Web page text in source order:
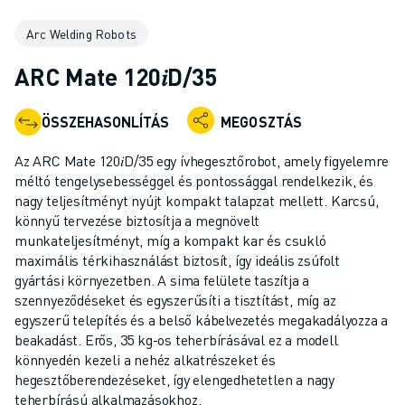
KOLLABORATÍV ROBOTOK
ROBOT VEZÉRLŐK
ROBOTTARTOZÉKOK
ROBOT SZOFTVEREK
SZIMULÁCIÓS SZOFTVER
OKTATÁSI ROBOTIKAI TERMÉKEK
ROBOTOS AUTOMATIZÁLÁS
ÍVHEGESZTŐ ROBOTOK
CSUKLÓS ROBOTOK
ARC MATE SOROZAT
M-900 SOROZAT
DELTA ROBOTOK
ÉLELMISZERIPARI- ÉS TISZTATERES ROBOTOK
FESTŐROBOTOK
PALETTÁZÓ ROBOTOK
Arc Welding Robots
ARC Mate 120𝑖D/35
ÖSSZEHASONLÍTÁS MEGOSZTÁS
Az ARC Mate 120𝑖D/35 egy ívhegesztőrobot, amely figyelemre
méltó tengelysebességgel és pontossággal rendelkezik, és
nagy teljesítményt nyújt kompakt talapzat mellett. Karcsú,
könnyű tervezése biztosítja a megnövelt
munkateljesítményt, míg a kompakt kar és csukló
maximális térkihasználást biztosít, így ideális zsúfolt
gyártási környezetben. A sima felülete taszítja a
szennyeződéseket és egyszerűsíti a tisztítást, míg az
egyszerű telepítés és a belső kábelvezetés megakadályozza a
beakadást. Erős, 35 kg-os teherbírásával ez a modell
könnyedén kezeli a nehéz alkatrészeket és
hegesztőberendezéseket, így elengedhetetlen a nagy
teherbírású alkalmazásokhoz.